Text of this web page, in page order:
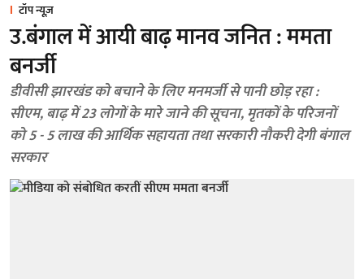
टॉप न्यूज़
उ.बंगाल में आयी बाढ़ मानव जनित : ममता
बनर्जी
डीवीसी झारखंड को बचाने के लिए मनमर्जी से पानी छोड़ रहा :
सीएम, बाढ़ में 23 लोगों के मारे जाने की सूचना, मृतकों के परिजनों
को 5 - 5 लाख की आर्थिक सहायता तथा सरकारी नौकरी देगी बंगाल
सरकार